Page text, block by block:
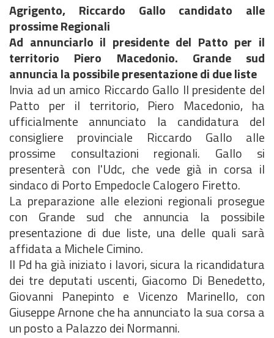
Agrigento, Riccardo Gallo candidato alle
prossime Regionali
Ad annunciarlo il presidente del Patto per il
territorio Piero Macedonio. Grande sud
annuncia la possibile presentazione di due liste
Invia ad un amico Riccardo Gallo Il presidente del
Patto per il territorio, Piero Macedonio, ha
ufficialmente annunciato la candidatura del
consigliere provinciale Riccardo Gallo alle
prossime consultazioni regionali. Gallo si
presenterà con l'Udc, che vede già in corsa il
sindaco di Porto Empedocle Calogero Firetto.
La preparazione alle elezioni regionali prosegue
con Grande sud che annuncia la possibile
presentazione di due liste, una delle quali sarà
affidata a Michele Cimino.
Il Pd ha già iniziato i lavori, sicura la ricandidatura
dei tre deputati uscenti, Giacomo Di Benedetto,
Giovanni Panepinto e Vicenzo Marinello, con
Giuseppe Arnone che ha annunciato la sua corsa a
un posto a Palazzo dei Normanni.